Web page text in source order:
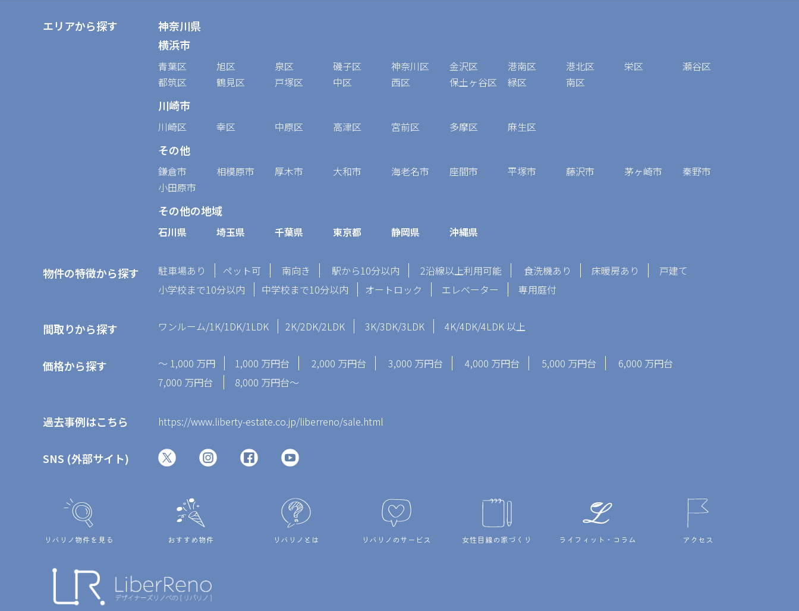
エリアから探す
神奈川県
横浜市
青葉区 旭区 泉区 磯子区 神奈川区 金沢区 港南区 港北区 栄区
瀬谷区
都筑区
鶴見区 戸塚区 中区 西区 保土ヶ谷区 緑区 南区
川崎市
川崎区 幸区 中原区 高津区 宮前区 多摩区 麻生区
その他
鎌倉市 相模原市 厚木市 大和市 海老名市 座間市 平塚市 藤沢市 茅ヶ崎市
秦野市
小田原市
その他の地域
石川県 埼玉県 千葉県 東京都 静岡県 沖縄県
物件の特徴から探す 駐車場あり ペット可 南向き 駅から10分以内 2沿線以上利用可能 食洗機あり 床暖房あり
戸建て
小学校まで10分以内
中学校まで10分以内 オートロック エレベーター 専用庭付
間取りから探す ワンルーム/1K/1DK/1LDK 2K/2DK/2LDK 3K/3DK/3LDK 4K/4DK/4LDK 以上
価格から探す ～ 1,000 万円 1,000 万円台 2,000 万円台 3,000 万円台 4,000 万円台 5,000 万円台
6,000 万円台
7,000 万円台
8,000 万円台～
過去事例はこちら https://www.liberty-estate.co.jp/liberreno/sale.html
SNS (外部サイト)
リバリノ物件を見る おすすめ物件 リバリノとは リバリノのサービス 女性目線の家づくり ライフィット・コラム アクセス